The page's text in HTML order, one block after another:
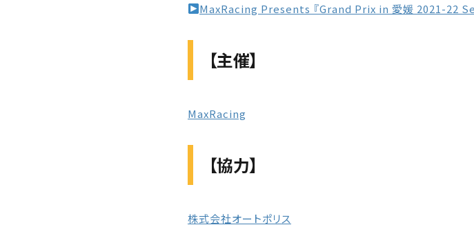
MaxRacing Presents 『Grand Prix in 愛媛 2021-22
【主催】
MaxRacing
【協力】
株式会社オートポリス